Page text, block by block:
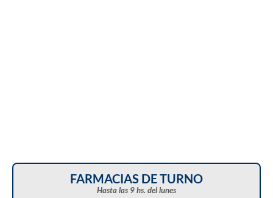
FARMACIAS DE TURNO
Hasta las 9 hs. del lunes